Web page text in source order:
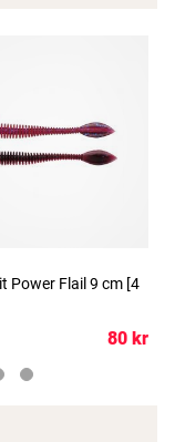
Power Flail 9 cm [4
80 kr